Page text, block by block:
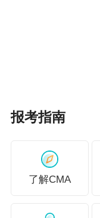
存货周转天数计
根据销货成本的
根据存货余额的
5％，即（5－4
报考指南
了解CMA